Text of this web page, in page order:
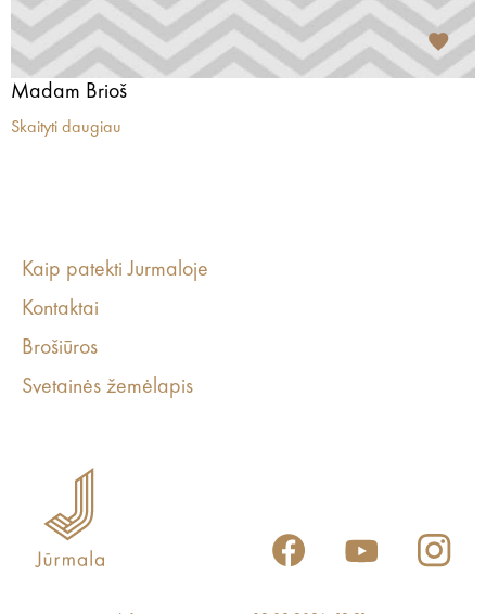
Madam Brioš
Skaityti daugiau
Kaip patekti Jurmaloje
Kontaktai
Brošiūros
Svetainės žemėlapis